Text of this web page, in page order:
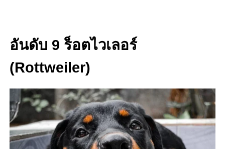
อันดับ 9 ร็อตไวเลอร์
(Rottweiler)